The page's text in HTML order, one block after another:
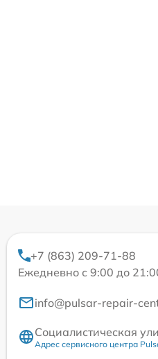
+7 (863) 209-71-88
Ежедневно с 9:00 до
info@pulsar-repair-
Социалистическая
Адрес сервисного центра